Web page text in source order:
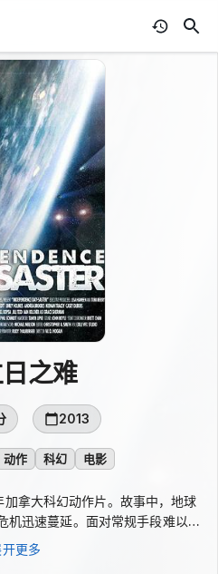
之难
2013
动作 科幻 电影
加拿大科幻动作片。故事中，地球
机迅速蔓延。面对常规手段难以阻
位行事不按常规的SETI科学家被迫
略者的关键技术，在混乱中为人类
开更多